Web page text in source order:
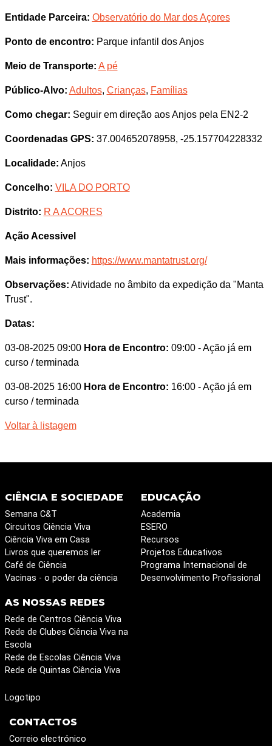
Entidade Parceira: Observatório do Mar dos Açores
Ponto de encontro: Parque infantil dos Anjos
Meio de Transporte: A pé
Público-Alvo: Adultos, Crianças, Famílias
Como chegar: Seguir em direção aos Anjos pela EN2-2
Coordenadas GPS: 37.004652078958, -25.157704228332
Localidade: Anjos
Concelho: VILA DO PORTO
Distrito: R A ACORES
Ação Acessivel
Mais informações: https://www.mantatrust.org/
Observações: Atividade no âmbito da expedição da "Manta
Trust".
Datas:
03-08-2025 09:00 Hora de Encontro: 09:00 - Ação já em
curso / terminada
03-08-2025 16:00 Hora de Encontro: 16:00 - Ação já em
curso / terminada
Voltar à listagem
CIÊNCIA E SOCIEDADE
Semana C&T
Circuitos Ciência Viva
Ciência Viva em Casa
Livros que queremos ler
Café de Ciência
Vacinas - o poder da ciência
EDUCAÇÃO
Academia
ESERO
Recursos
Projetos Educativos
Programa Internacional de
Desenvolvimento Profissional
AS NOSSAS REDES
Rede de Centros Ciência Viva
Rede de Clubes Ciência Viva na
Escola
Rede de Escolas Ciência Viva
Rede de Quintas Ciência Viva
Logotipo
CONTACTOS
Correio electrónico